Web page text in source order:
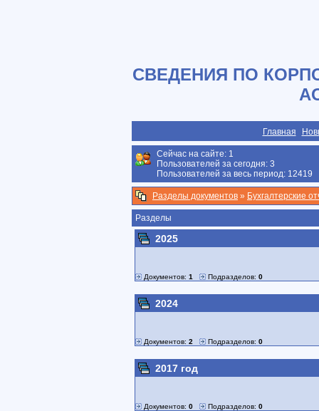
СВЕДЕНИЯ ПО
Главная
Сейчас на сайте: 1
Пользователей за сегодня: 3
Пользователей за весь период: 12419
Разделы документов » Бухгалтерские
Разделы
2025
Документов: 1 Подразделов: 0
2024
Документов: 2 Подразделов: 0
2017 год
Документов: 0 Подразделов: 0